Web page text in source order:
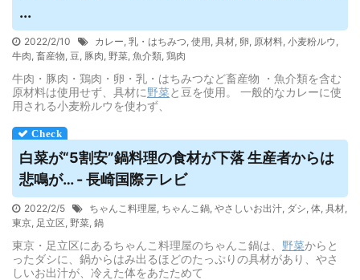
...
2022/2/10 カレー, 乳・はちみつ, 使用, 具材, 卵, 原材料, 小麦粉ルウ,
牛肉, 畜産物, 豆, 豚肉, 野菜, 魚介類, 鶏肉
牛肉・豚肉・鶏肉・卵・乳・はちみつなど畜産物 ・魚介類を含む
原材料は使用せず、具材に野菜と豆を使用。 一般的なカレーに使
用される小麦粉ルウを使わず、
白菜が“5割安”鍋料理の食材が下落 生産者からは
悲鳴が… - 長崎国際テレビ
2022/2/5 ちゃんこ料理屋, ちゃんこ鍋, やさしいお出汁, ダシ, 体, 具材,
東京, 足立区, 野菜, 鍋
東京・足立区にあるちゃんこ料理屋のちゃんこ鍋は、 野菜からと
ったダシに、鍋からはみ出るほどのたっぷりの具材があり、やさ
しいお出汁が、冷えた体をあたためて